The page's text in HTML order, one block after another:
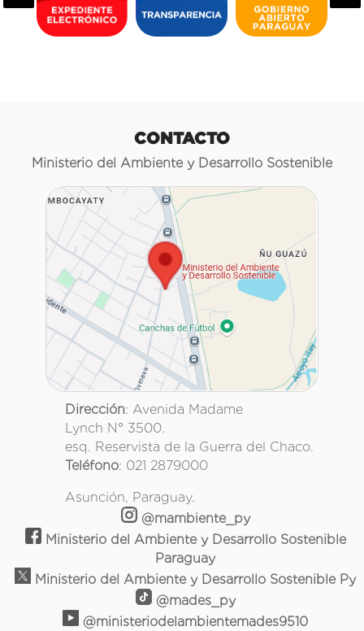
CONTACTO
Ministerio del Ambiente y Desarrollo Sostenible
Dirección: Avenida Madame
Lynch N° 3500.
esq. Reservista de la Guerra del Chaco.
Teléfono: 021 2879000
Asunción, Paraguay.
@mambiente_py
Ministerio del Ambiente y Desarrollo Sostenible
Paraguay
Ministerio del Ambiente y Desarrollo Sostenible Py
@mades_py
@ministeriodelambientemades9510